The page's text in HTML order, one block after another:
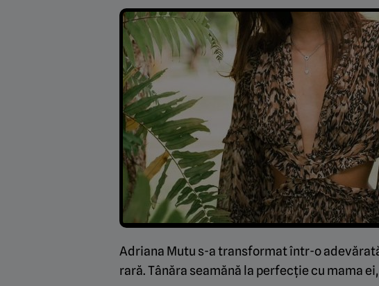
Adriana Mutu s-a transformat într-o
rară. Tânăra seamănă la perfecție cu mama